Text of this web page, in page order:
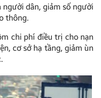
người dân, giảm số người
thông.
chi phí điều trị cho nạn
cơ sở hạ tầng, giảm ùn